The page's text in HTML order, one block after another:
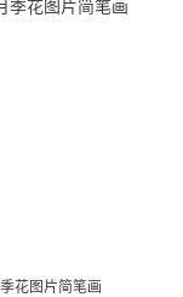
花图片简笔画